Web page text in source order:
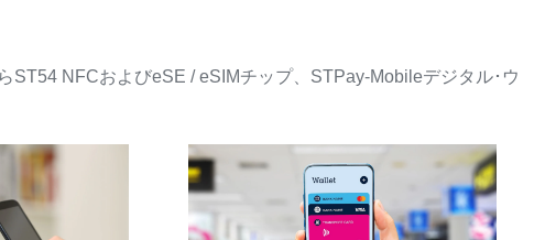
NFCおよびeSE / eSIMチップ、STPay-Mobileデジタル･ウ